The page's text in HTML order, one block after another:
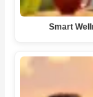
Smart